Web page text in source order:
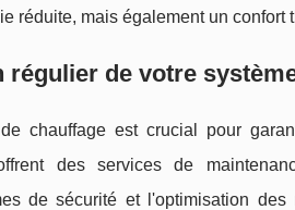
réduite, mais également un confort
de votre
chauffage est crucial pour
des services de
de sécurité et l'optimisation